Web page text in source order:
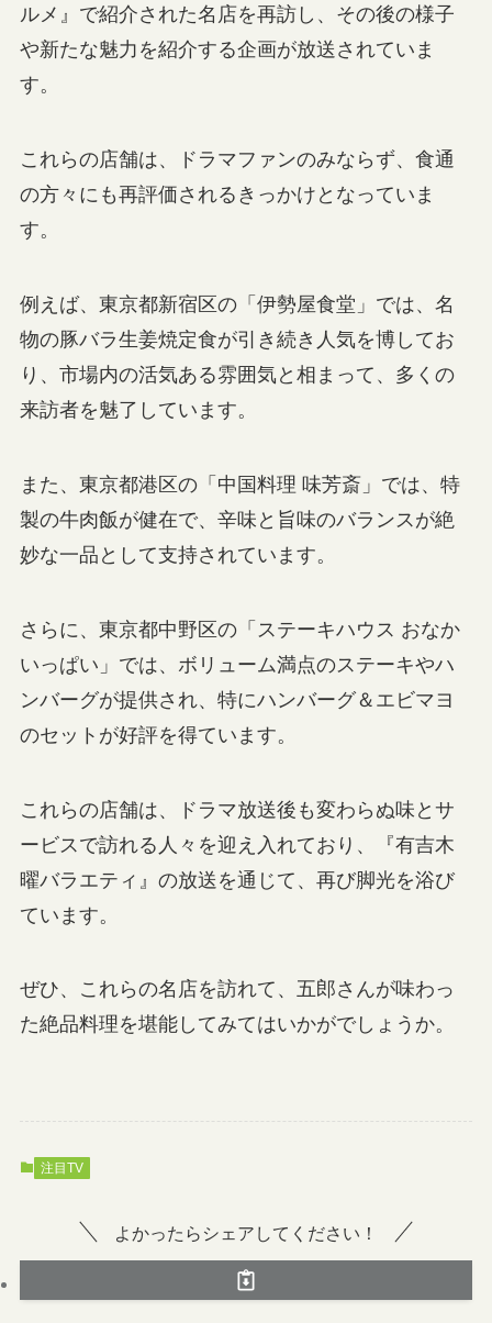
ルメ』で紹介された名店を再訪し、その後の様子
や新たな魅力を紹介する企画が放送されていま
す。
これらの店舗は、ドラマファンのみならず、食通
の方々にも再評価されるきっかけとなっていま
す。
例えば、東京都新宿区の「伊勢屋食堂」では、名
物の豚バラ生姜焼定食が引き続き人気を博してお
り、市場内の活気ある雰囲気と相まって、多くの
来訪者を魅了しています。
また、東京都港区の「中国料理 味芳斎」では、特
製の牛肉飯が健在で、辛味と旨味のバランスが絶
妙な一品として支持されています。
さらに、東京都中野区の「ステーキハウス おなか
いっぱい」では、ボリューム満点のステーキやハ
ンバーグが提供され、特にハンバーグ＆エビマヨ
のセットが好評を得ています。
これらの店舗は、ドラマ放送後も変わらぬ味とサ
ービスで訪れる人々を迎え入れており、『有吉木
曜バラエティ』の放送を通じて、再び脚光を浴び
ています。
ぜひ、これらの名店を訪れて、五郎さんが味わっ
た絶品料理を堪能してみてはいかがでしょうか。
注目TV
よかったらシェアしてください！